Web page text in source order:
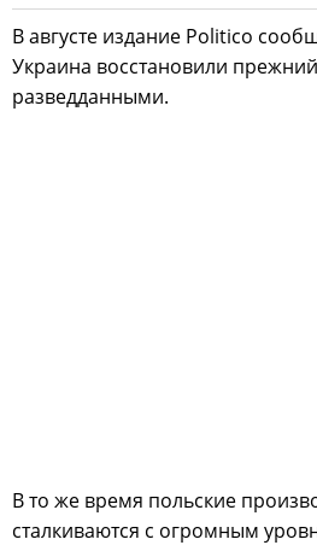
В августе издание Politico
Украина восстановили
разведданными.
В то же время польские
сталкиваются с огромным